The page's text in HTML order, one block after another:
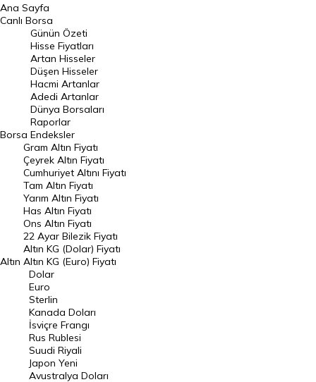
BIST 100 Hisseleri
En Çok Artan Hisseler
En Çok Düşen Hisseler
Hacmi Artanlar
Geçmiş Kapanışlar
Dünya Borsaları
Raporlar
Endeksler
DÖVİZ
Döviz Kuru
Dolar Kuru
Euro Kuru
Pound Kuru
Frank Kuru
Riyal Kuru
Avustralya Doları
Ana Sayfa
Canlı Borsa
Borsa
Günün Özeti
Hisse Fiyatları
Artan Hisseler
Düşen Hisseler
Hacmi Artanlar
Adedi Artanlar
Dünya Borsaları
Raporlar
Endeksler
Altın
Gram Altın Fiyatı
Çeyrek Altın Fiyatı
Cumhuriyet Altını Fiyatı
Tam Altın Fiyatı
Yarım Altın Fiyatı
Has Altın Fiyatı
Ons Altın Fiyatı
22 Ayar Bilezik Fiyatı
Altın KG (Dolar) Fiyatı
Altın KG (Euro) Fiyatı
Dolar
Euro
Sterlin
Kanada Doları
İsviçre Frangı
Rus Rublesi
Suudi Riyali
Japon Yeni
Avustralya Doları